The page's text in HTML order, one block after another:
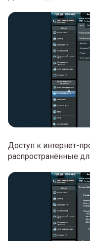
Доступ к интернет-
распространённые